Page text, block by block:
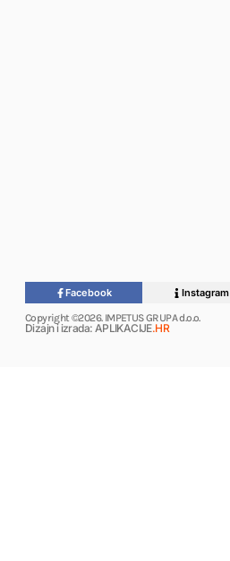
Facebook Instagram
Copyright ©2026. IMPETUS GRUPA d.o.o.
Dizajn i izrada: APLIKACIJE.HR